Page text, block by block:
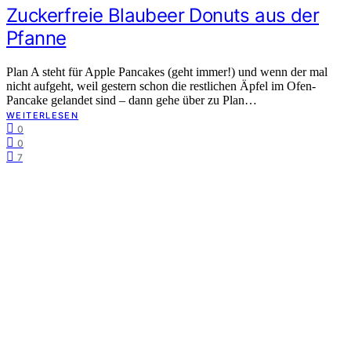
Zuckerfreie Blaubeer Donuts aus der
Pfanne
Plan A steht für Apple Pancakes (geht immer!) und wenn der mal
nicht aufgeht, weil gestern schon die restlichen Äpfel im Ofen-
Pancake gelandet sind – dann gehe über zu Plan…
WEITERLESEN
0
0
7